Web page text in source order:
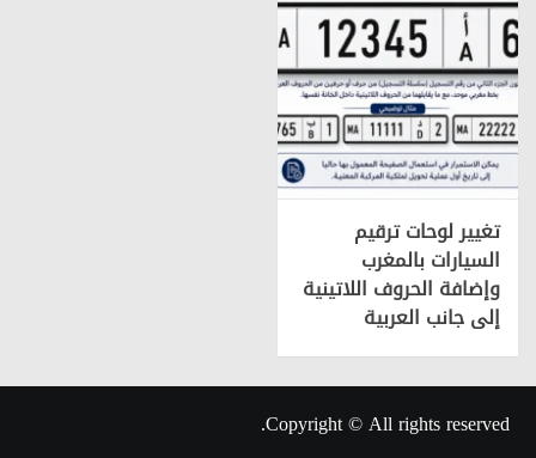
تغيير لوحات ترقيم
السيارات بالمغرب
وإضافة الحروف اللاتينية
إلى جانب العربية
Copyright © All rights reserved.